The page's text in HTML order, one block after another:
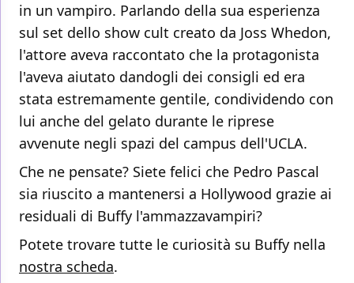
in un vampiro. Parlando della sua esperienza
sul set dello show cult creato da Joss Whedon,
l'attore aveva raccontato che la protagonista
l'aveva aiutato dandogli dei consigli ed era
stata estremamente gentile, condividendo con
lui anche del gelato durante le riprese
avvenute negli spazi del campus dell'UCLA.
Che ne pensate? Siete felici che Pedro Pascal
sia riuscito a mantenersi a Hollywood grazie ai
residuali di Buffy l'ammazzavampiri?
Potete trovare tutte le curiosità su Buffy nella
nostra scheda.